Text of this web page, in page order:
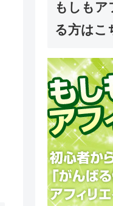
もしも
る方はこ